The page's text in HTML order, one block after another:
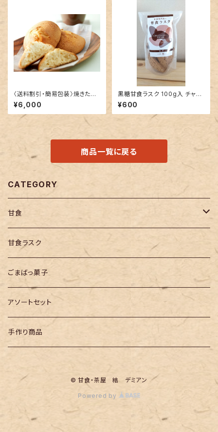
〈送料割引・簡易包装〉焼きたて
工場直送便！甘食ぱん３０個
¥6,000
黒糖甘食ラスク 100g入 チャッ
ク袋
¥600
商品一覧に戻る
CATEGORY
甘食
エールセット
同種類
バラエティセット
甘食ラスク
ごまばっ菓子
アソートセット
手作り商品
© 甘食・茶屋 結 デミアン
Powered by